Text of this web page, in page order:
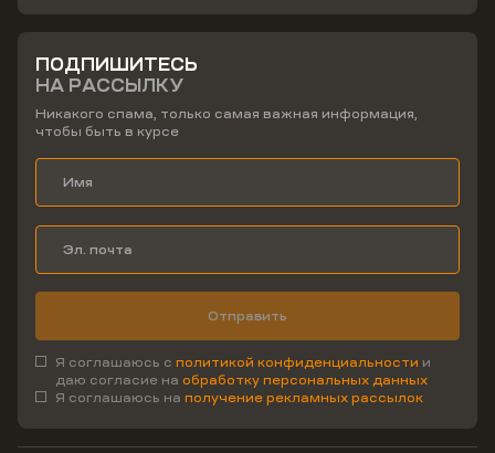
ПОДПИШИТЕСЬ
НА РАССЫЛКУ
Никакого спама, только самая важная информация,
чтобы быть в курсе
Отправить
Я соглашаюсь с политикой конфиденциальности и
даю согласие на обработку персональных данных
Я соглашаюсь на получение рекламных рассылок